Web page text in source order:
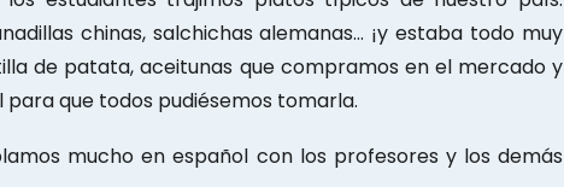
chinas, salchichas alemanas… ¡y estaba todo muy
de patata, aceitunas que compramos en el mercado y
para que todos pudiésemos tomarla.
mucho en español con los profesores y los demás